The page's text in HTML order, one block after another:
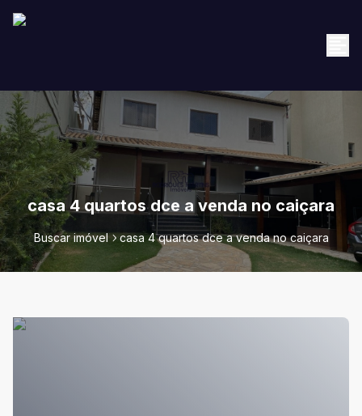
casa 4 quartos dce a venda no caiçara
Buscar imóvel casa 4 quartos dce a venda no caiçara